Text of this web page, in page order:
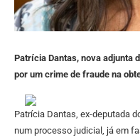
Patrícia Dantas, nova adjunta
por um crime de fraude na
Patrícia Dantas, ex-deputada
num processo judicial, já em